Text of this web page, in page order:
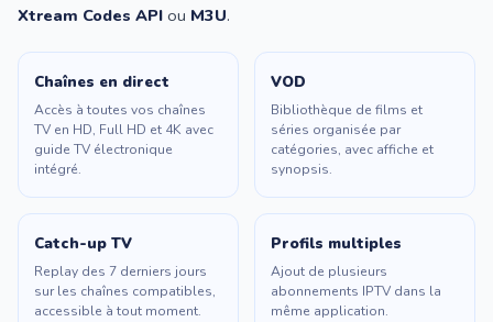
Xtream Codes API ou M3U.
Chaînes en direct
Accès à toutes vos chaînes
TV en HD, Full HD et 4K avec
guide TV électronique
intégré.
VOD
Bibliothèque de films et
séries organisée par
catégories, avec affiche et
synopsis.
Catch-up TV
Replay des 7 derniers jours
sur les chaînes compatibles,
accessible à tout moment.
Profils multiples
Ajout de plusieurs
abonnements IPTV dans la
même application.